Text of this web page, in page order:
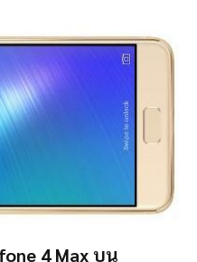
4 Max บน